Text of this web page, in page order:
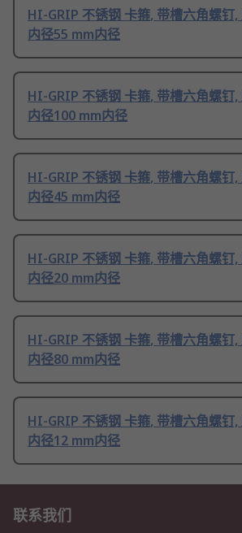
HI-GRIP 不锈钢 卡箍, 带槽六角螺钉
内径55 mm内径
HI-GRIP 不锈钢 卡箍, 带槽六角螺钉
内径100 mm内径
HI-GRIP 不锈钢 卡箍, 带槽六角螺钉
内径45 mm内径
HI-GRIP 不锈钢 卡箍, 带槽六角螺钉
内径20 mm内径
HI-GRIP 不锈钢 卡箍, 带槽六角螺钉
内径80 mm内径
HI-GRIP 不锈钢 卡箍, 带槽六角螺钉
内径12 mm内径
联系我们